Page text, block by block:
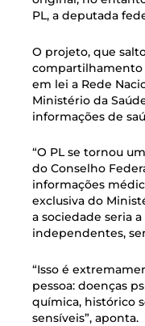
PL, a deputada
O projeto, que
compartilhamento
em lei a Rede
Ministério da
informações de
“O PL se tornou
do Conselho
informações
exclusiva do
a sociedade seria
independentes,
“Isso é
pessoa: doenças
química, histórico
sensíveis”, aponta.